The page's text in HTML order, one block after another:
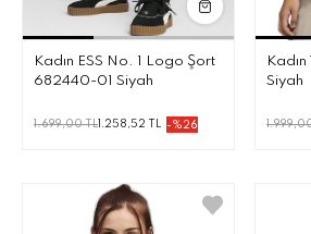
Kadın ESS No. 1 Logo Şort
682440-01 Siyah
1.699,00 TL 1.258,52 TL -%26
Siyah